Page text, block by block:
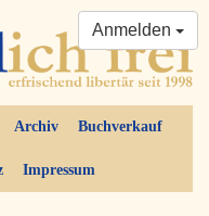
Archiv Buchverkauf
Impressum
Anmelden